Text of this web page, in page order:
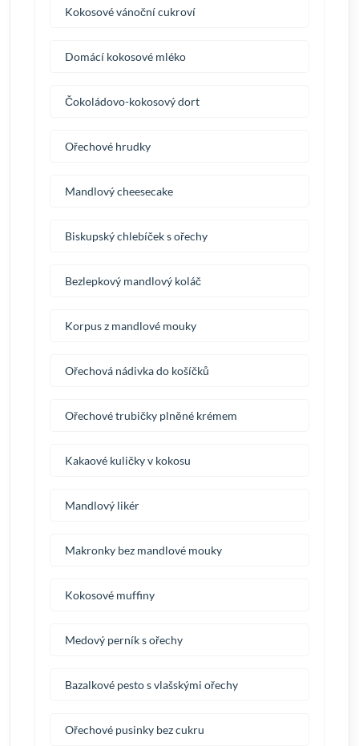
Kokosové vánoční cukroví
Domácí kokosové mléko
Čokoládovo-kokosový dort
Ořechové hrudky
Mandlový cheesecake
Biskupský chlebíček s ořechy
Bezlepkový mandlový koláč
Korpus z mandlové mouky
Ořechová nádivka do košíčků
Ořechové trubičky plněné krémem
Kakaové kuličky v kokosu
Mandlový likér
Makronky bez mandlové mouky
Kokosové muffiny
Medový perník s ořechy
Bazalkové pesto s vlašskými ořechy
Ořechové pusinky bez cukru